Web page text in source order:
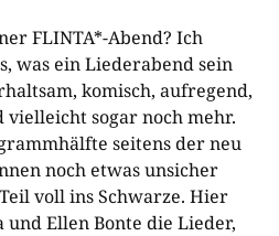
FLINTA*-Abend? Ich
was ein Liederabend sein
komisch, aufregend,
sogar noch mehr.
seitens der neu
noch etwas unsicher
voll ins Schwarze. Hier
und Ellen Bonte die Lieder,